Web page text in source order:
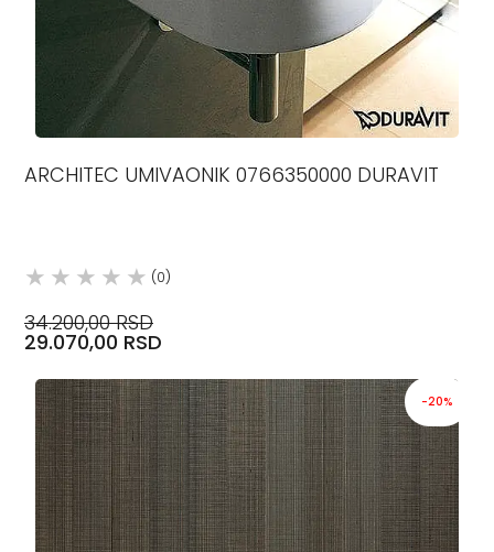
ARCHITEC UMIVAONIK 0766350000 DURAVIT
(0)
34.200,00 RSD
29.070,00 RSD
-20%